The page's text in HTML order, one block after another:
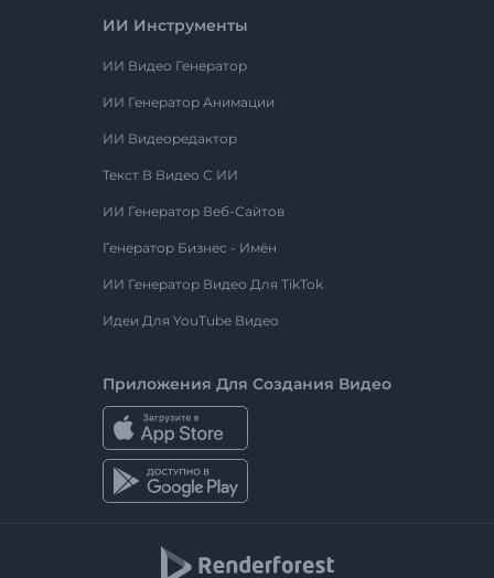
ИИ Инструменты
ИИ Видео Генератор
ИИ Генератор Анимации
ИИ Видеоредактор
Текст В Видео С ИИ
ИИ Генератор Веб-Сайтов
Генератор Бизнес - Имён
ИИ Генератор Видео Для TikTok
Идеи Для YouTube Видео
Приложения Для Создания Видео